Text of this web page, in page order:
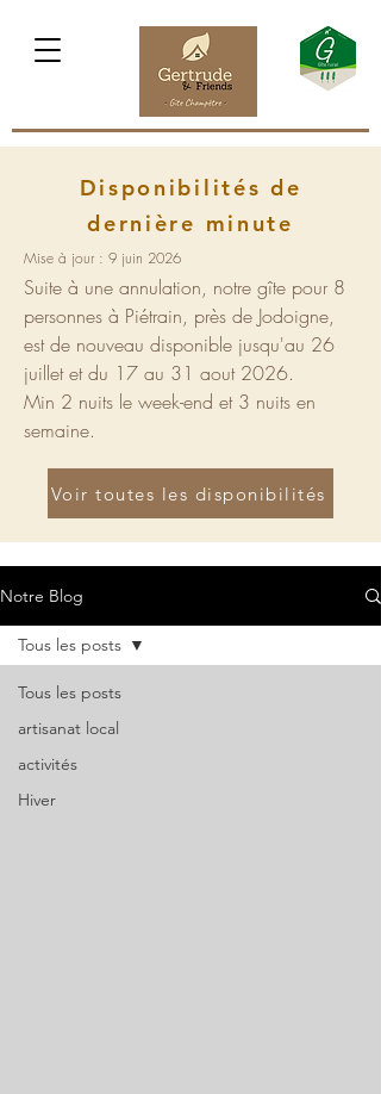
Disponibilités de
dernière minute
Mise à jour : 9 juin 2026
Suite à une annulation, notre gîte pour 8
personnes à Piétrain, près de Jodoigne,
est de nouveau disponible jusqu'au 26
juillet et du 17 au 31 aout 2026.
Min 2 nuits le week-end et 3 nuits en
semaine.
Voir toutes les disponibilités
Notre Blog
Tous les posts
artisanat local
activités
Hiver
Tous les posts